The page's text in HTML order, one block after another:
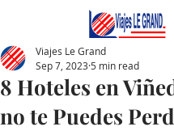
8 Hoteles en
no te Puedes
Viajes Le Grand
Sep 7, 2023 5 min read